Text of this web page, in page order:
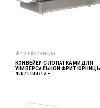
ФРИТЮРНИЦЫ
КОНВЕЙЕР С ЛОПАТКАМИ ДЛЯ
УНИВЕРСАЛЬНОЙ ФРИТЮРНИЦЫ
400/1100/12 –
ДОПОЛНИТЕЛЬНЫЙ МОДУЛЬ